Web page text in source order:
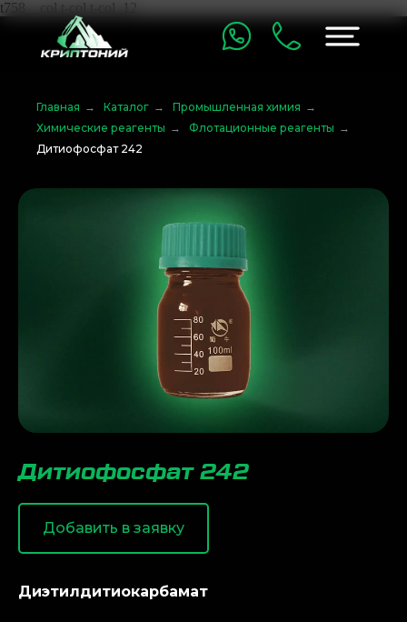
t758__col t-col t-col_12
Главная → Каталог → Промышленная химия →
Химические реагенты → Флотационные реагенты →
Дитиофосфат 242
Дитиофосфат 242
Добавить в заявку
Диэтилдитиокарбамат